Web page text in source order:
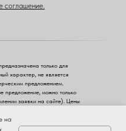
соглашение.
только для
характер, не является
предложением.
предложение, можно только
заявки на сайте). Цены
на